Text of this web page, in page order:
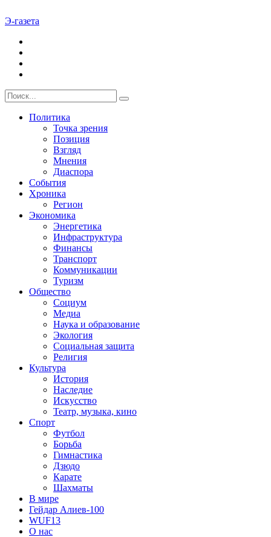
Э-газета
Политика
Точка зрения
Позиция
Взгляд
Мнения
Диаспора
События
Хроника
Регион
Экономика
Энергетика
Инфраструктура
Финансы
Транспорт
Коммуникации
Туризм
Общество
Социум
Медиа
Наука и образование
Экология
Социальная защита
Религия
Культура
История
Наследие
Искусство
Театр, музыка, кино
Спорт
Футбол
Борьба
Гимнастика
Дзюдо
Карате
Шахматы
В мире
Гейдар Алиев-100
WUF13
О нас